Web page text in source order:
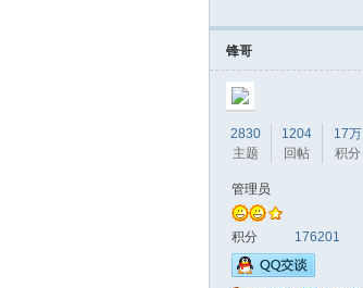
锋哥
2830
主题
1204
回帖
17万
积分
管理员
积分 176201